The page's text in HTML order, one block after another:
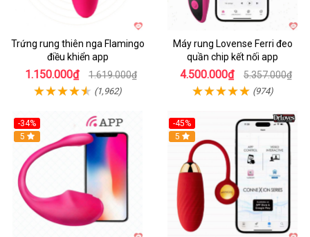
Trứng rung thiên nga Flamingo
điều khiển app
1.150.000₫ 1.619.000₫
(1,962)
Máy rung Lovense Ferri đeo
quần chip kết nối app
4.500.000₫ 5.357.000₫
(974)
-34%
5
-45%
Hot
5